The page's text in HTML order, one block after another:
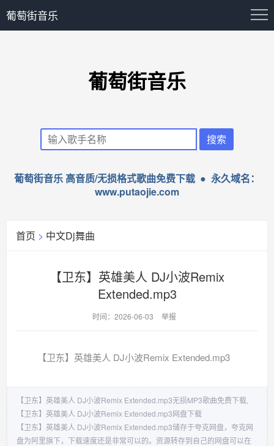
葡萄街音乐
葡萄街音乐
葡萄街音乐 高音质/无损格式歌曲免费下载 ● 永久域名：
www.putaojie.com
首页 > 中文Dj舞曲
【卫东】英雄美人 DJ小波Remix
Extended.mp3
时间：2026-06-03 举报
【卫东】英雄美人 DJ小波Remix Extended.mp3
【卫东】英雄美人 DJ小波Remix Extended.mp3无损MP3歌曲免费下载,
【卫东】英雄美人 DJ小波Remix Extended.mp3网盘下载
【卫东】英雄美人 DJ小波Remix Extended.mp3储存于夸克网盘，夸克网
盘为阿里旗下，下载速度还是非常可以的。资源转存到自己的网盘可以在